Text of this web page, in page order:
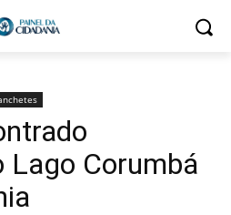
Lago Corumbá